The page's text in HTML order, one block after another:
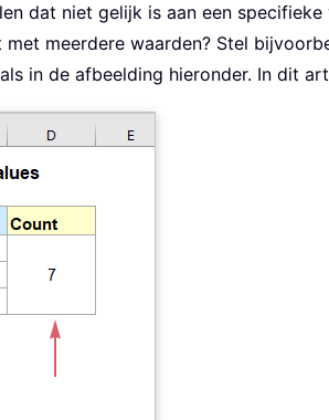
dat niet gelijk is aan een
meerdere waarden? Stel
in de afbeelding hieronder. In dit